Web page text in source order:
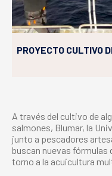
PROYECTO CULTIVO
A través del cultivo de
salmones, Blumar, la
junto a pescadores
buscan nuevas fórmulas
torno a la acuicultura